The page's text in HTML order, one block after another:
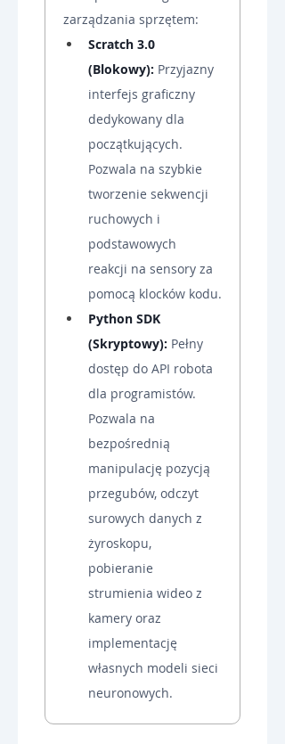
zarządzania sprzętem:
Scratch 3.0
(Blokowy): Przyjazny
interfejs graficzny
dedykowany dla
początkujących.
Pozwala na szybkie
tworzenie sekwencji
ruchowych i
podstawowych
reakcji na sensory za
pomocą klocków kodu.
Python SDK
(Skryptowy): Pełny
dostęp do API robota
dla programistów.
Pozwala na
bezpośrednią
manipulację pozycją
przegubów, odczyt
surowych danych z
żyroskopu,
pobieranie
strumienia wideo z
kamery oraz
implementację
własnych modeli sieci
neuronowych.